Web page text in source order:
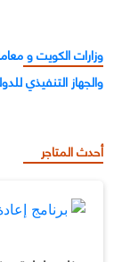
وزارات الكويت و
والجهاز التنفيذي
أحدث المتاجر